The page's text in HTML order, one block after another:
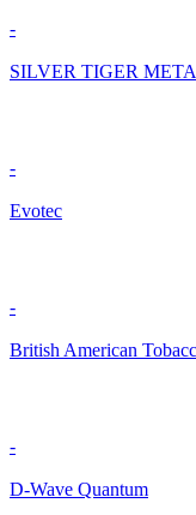
-
SILVER TIGER
-
Evotec
-
British American
-
D-Wave Quantum